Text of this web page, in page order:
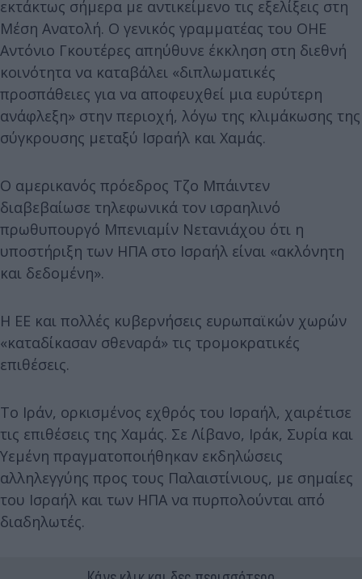
εκτάκτως σήμερα με αντικείμενο τις εξελίξεις στη
Μέση Ανατολή. Ο γενικός γραμματέας του ΟΗΕ
Αντόνιο Γκουτέρες απηύθυνε έκκληση στη διεθνή
κοινότητα να καταβάλει «διπλωματικές
προσπάθειες για να αποφευχθεί μια ευρύτερη
ανάφλεξη» στην περιοχή, λόγω της κλιμάκωσης της
σύγκρουσης μεταξύ Ισραήλ και Χαμάς.
Ο αμερικανός πρόεδρος Τζο Μπάιντεν
διαβεβαίωσε τηλεφωνικά τον ισραηλινό
πρωθυπουργό Μπενιαμίν Νετανιάχου ότι η
υποστήριξη των ΗΠΑ στο Ισραήλ είναι «ακλόνητη
και δεδομένη».
Η ΕΕ και πολλές κυβερνήσεις ευρωπαϊκών χωρών
«καταδίκασαν σθεναρά» τις τρομοκρατικές
επιθέσεις.
Το Ιράν, ορκισμένος εχθρός του Ισραήλ, χαιρέτισε
τις επιθέσεις της Χαμάς. Σε Λίβανο, Ιράκ, Συρία και
Υεμένη πραγματοποιήθηκαν εκδηλώσεις
αλληλεγγύης προς τους Παλαιστίνιους, με σημαίες
του Ισραήλ και των ΗΠΑ να πυρπολούνται από
διαδηλωτές.